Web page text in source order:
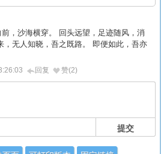
，沙海横穿。 回头远望，足迹随风，消
，无人知晓，吾之既路。 即便如此，吾亦
回复 赞(2)
提交